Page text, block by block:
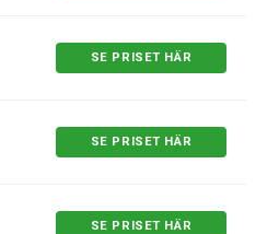
SE PRISET HÄR
SE PRISET HÄR
SE PRISET HÄR